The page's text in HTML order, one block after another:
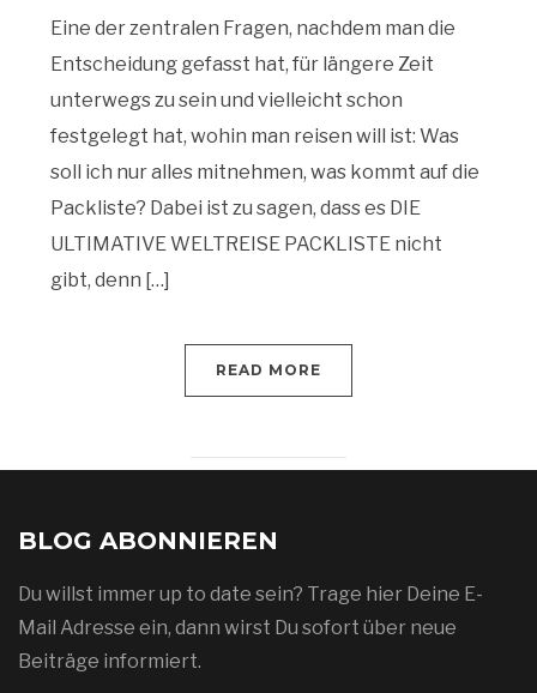
Eine der zentralen Fragen, nachdem man die
Entscheidung gefasst hat, für längere Zeit
unterwegs zu sein und vielleicht schon
festgelegt hat, wohin man reisen will ist: Was
soll ich nur alles mitnehmen, was kommt auf die
Packliste? Dabei ist zu sagen, dass es DIE
ULTIMATIVE WELTREISE PACKLISTE nicht
gibt, denn […]
READ MORE
BLOG ABONNIEREN
Du willst immer up to date sein? Trage hier Deine E-
Mail Adresse ein, dann wirst Du sofort über neue
Beiträge informiert.